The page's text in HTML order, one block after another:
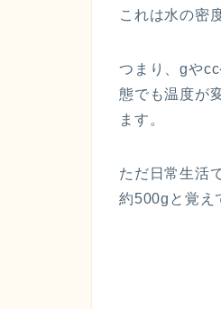
これは水の密
つまり、gや
態でも温度が
ます。
ただ日常生活
約500gと覚え